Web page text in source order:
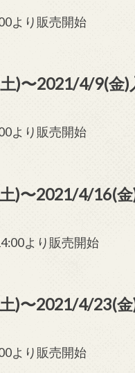
より販売開始
)〜2021/4/9(金)
より販売開始
)〜2021/4/16(
より販売開始
)〜2021/4/23(
より販売開始